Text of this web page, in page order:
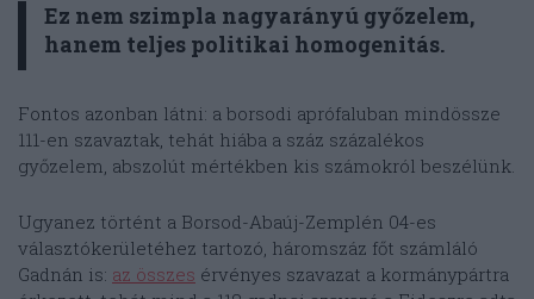
Ez nem szimpla nagyarányú győzelem,
hanem teljes politikai homogenitás.
Fontos azonban látni: a borsodi aprófaluban mindössze
111-en szavaztak, tehát hiába a száz százalékos
győzelem, abszolút mértékben kis számokról beszélünk.
Ugyanez történt a Borsod-Abaúj-Zemplén 04-es
választókerületéhez tartozó, háromszáz főt számláló
Gadnán is: az összes érvényes szavazat a kormánypártra